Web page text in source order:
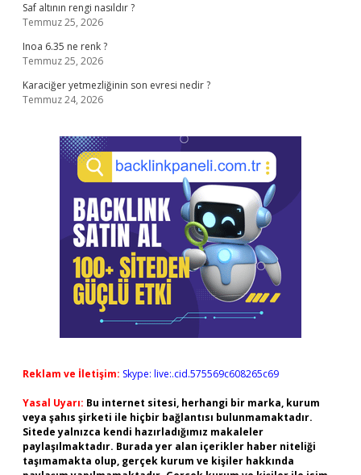
Saf altının rengi nasıldır ?
Temmuz 25, 2026
Inoa 6.35 ne renk ?
Temmuz 25, 2026
Karaciğer yetmezliğinin son evresi nedir ?
Temmuz 24, 2026
Reklam ve İletişim: Skype: live:.cid.575569c608265c69
Yasal Uyarı: Bu internet sitesi, herhangi bir marka, kurum
veya şahıs şirketi ile hiçbir bağlantısı bulunmamaktadır.
Sitede yalnızca kendi hazırladığımız makaleler
paylaşılmaktadır. Burada yer alan içerikler haber niteliği
taşımamakta olup, gerçek kurum ve kişiler hakkında